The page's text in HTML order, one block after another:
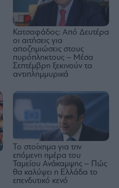
Κατσαφάδος: Από Δευτέρα
οι αιτήσεις για
αποζημιώσεις στους
πυρόπληκτους – Μέσα
Σεπτέμβρη ξεκινούν τα
αντιπλημμυρικά
Το στοίχημα για την
επόμενη ημέρα του
Ταμείου Ανάκαμψης – Πώς
θα καλύψει η Ελλάδα το
επενδυτικό κενό